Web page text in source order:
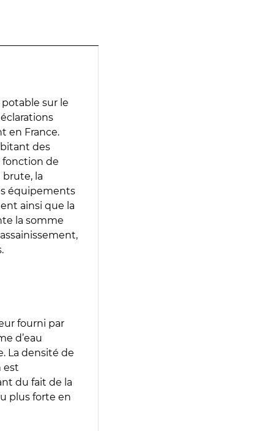
sur le
en France.
des
fonction de
brute, la
équipements
ainsi que la
la somme
fourni par
d’eau
La densité de
est
du fait de la
plus forte en